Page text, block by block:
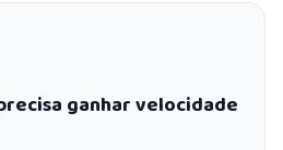
ganhar velocidade